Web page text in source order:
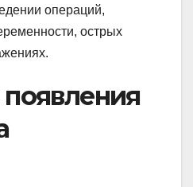
операций,
острых